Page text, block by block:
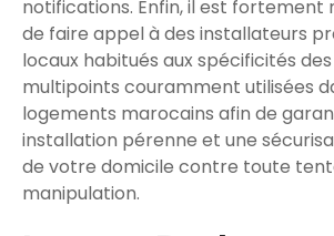
notifications. Enfin, il est fortement
de faire appel à des installateurs
locaux habitués aux spécificités
multipoints couramment utilisées
logements marocains afin de
installation pérenne et une
de votre domicile contre toute
manipulation.